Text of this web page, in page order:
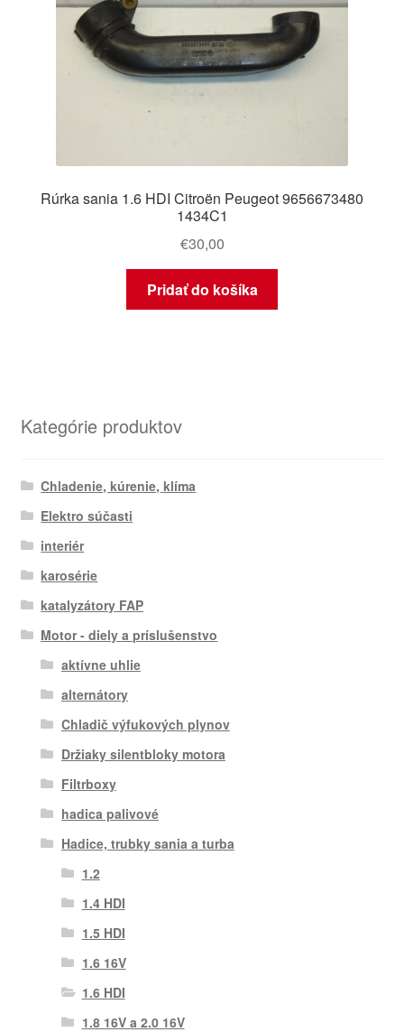
Rúrka sania 1.6 HDI Citroën Peugeot 9656673480
1434C1
€30,00
Pridať do košíka
Kategórie produktov
Chladenie, kúrenie, klíma
Elektro súčasti
interiér
karosérie
katalyzátory FAP
Motor - diely a príslušenstvo
aktívne uhlie
alternátory
Chladič výfukových plynov
Držiaky silentbloky motora
Filtrboxy
hadica palivové
Hadice, trubky sania a turba
1.2
1.4 HDI
1.5 HDI
1.6 16V
1.6 HDI
1.8 16V a 2.0 16V